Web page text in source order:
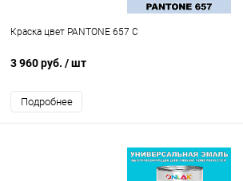
Краска цвет PANTONE 657 C
3 960 руб. / шт
Подробнее